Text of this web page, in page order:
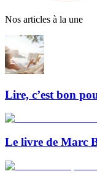
Nos articles à la une
Lire, c’est bon
Le livre de Marc